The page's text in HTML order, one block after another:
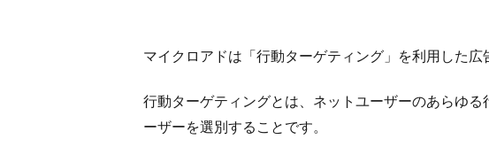
トラ
2
報
マイクロアドは「行動ターゲティング」を利用した広
行動ターゲティングとは、ネットユーザーのあらゆ
ーザーを選別することです。